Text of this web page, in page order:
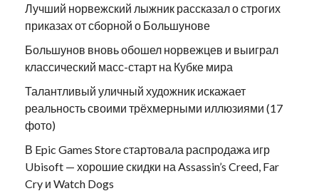
Лучший норвежский лыжник рассказал о строгих
приказах от сборной о Большунове
Большунов вновь обошел норвежцев и выиграл
классический масс-старт на Кубке мира
Талантливый уличный художник искажает
реальность своими трёхмерными иллюзиями (17
фото)
В Epic Games Store стартовала распродажа игр
Ubisoft — хорошие скидки на Assassin’s Creed, Far
Cry и Watch Dogs